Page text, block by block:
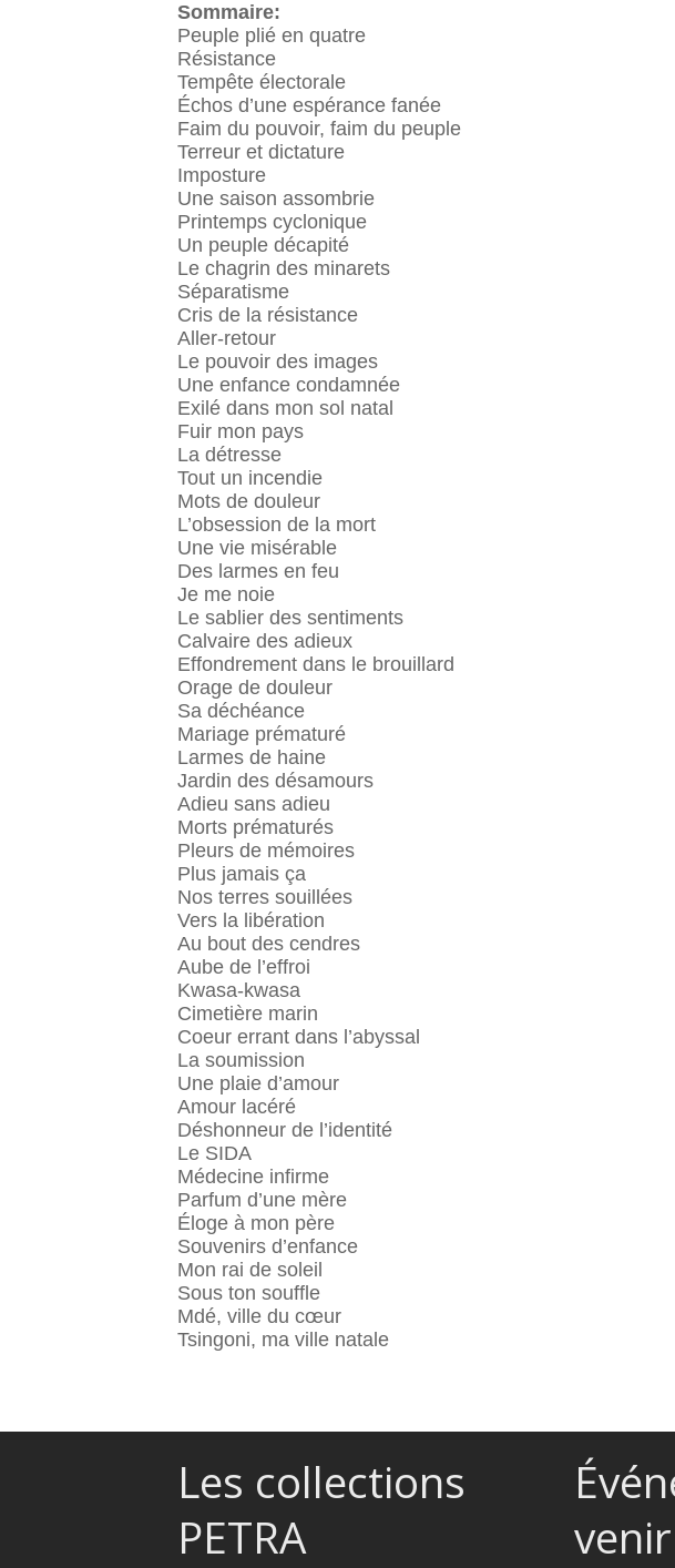
Sommaire:
Peuple plié en quatre
Résistance
Tempête électorale
Échos d’une espérance fanée
Faim du pouvoir, faim du peuple
Terreur et dictature
Imposture
Une saison assombrie
Printemps cyclonique
Un peuple décapité
Le chagrin des minarets
Séparatisme
Cris de la résistance
Aller-retour
Le pouvoir des images
Une enfance condamnée
Exilé dans mon sol natal
Fuir mon pays
La détresse
Tout un incendie
Mots de douleur
L’obsession de la mort
Une vie misérable
Des larmes en feu
Je me noie
Le sablier des sentiments
Calvaire des adieux
Effondrement dans le brouillard
Orage de douleur
Sa déchéance
Mariage prématuré
Larmes de haine
Jardin des désamours
Adieu sans adieu
Morts prématurés
Pleurs de mémoires
Plus jamais ça
Nos terres souillées
Vers la libération
Au bout des cendres
Aube de l’effroi
Kwasa-kwasa
Cimetière marin
Coeur errant dans l’abyssal
La soumission
Une plaie d’amour
Amour lacéré
Déshonneur de l’identité
Le SIDA
Médecine infirme
Parfum d’une mère
Éloge à mon père
Souvenirs d’enfance
Mon rai de soleil
Sous ton souffle
Mdé, ville du cœur
Tsingoni, ma ville natale
Les collections
PETRA
venir